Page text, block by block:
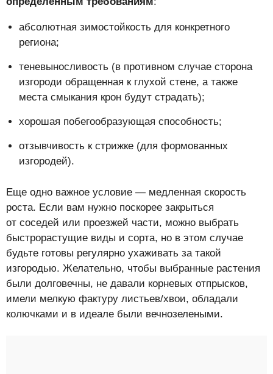
абсолютная зимостойкость для конкретного
региона;
теневыносливость (в противном случае сторона
изгороди обращенная к глухой стене, а также
места смыкания крон будут страдать);
хорошая побегообразующая способность;
отзывчивость к стрижке (для формованных
изгородей).
Еще одно важное условие — медленная скорость
роста. Если вам нужно поскорее закрыться
от соседей или проезжей части, можно выбрать
быстрорастущие виды и сорта, но в этом случае
будьте готовы регулярно ухаживать за такой
изгородью. Желательно, чтобы выбранные растения
были долговечны, не давали корневых отпрысков,
имели мелкую фактуру листьев/хвои, обладали
колючками и в идеале были вечнозелеными.